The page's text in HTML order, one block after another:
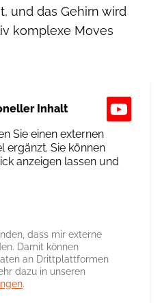
und das Gehirn wird
komplexe Moves
Inhalt
Sie einen externen
ergänzt. Sie können
anzeigen lassen und
dass mir externe
Damit können
an Drittplattformen
dazu in unseren
.